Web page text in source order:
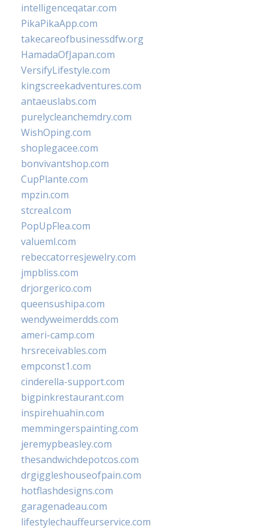
intelligenceqatar.com
PikaPikaApp.com
takecareofbusinessdfw.org
HamadaOfJapan.com
VersifyLifestyle.com
kingscreekadventures.com
antaeuslabs.com
purelycleanchemdry.com
WishOping.com
shoplegacee.com
bonvivantshop.com
CupPlante.com
mpzin.com
stcreal.com
PopUpFlea.com
valueml.com
rebeccatorresjewelry.com
jmpbliss.com
drjorgerico.com
queensushipa.com
wendyweimerdds.com
ameri-camp.com
hrsreceivables.com
empconst1.com
cinderella-support.com
bigpinkrestaurant.com
inspirehuahin.com
memmingerspainting.com
jeremypbeasley.com
thesandwichdepotcos.com
drgiggleshouseofpain.com
hotflashdesigns.com
garagenadeau.com
lifestylechauffeurservice.com